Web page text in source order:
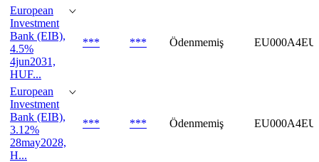
European
Investment
Bank (EIB),
4.5%
4jun2031,
HUF...
*** *** Ödenmemiş
European
Investment
Bank (EIB),
3.12%
28may2028,
H...
*** *** Ödenmemiş